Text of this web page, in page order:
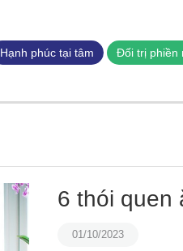
Hạnh phúc tại tâm Đối trị phiền
6 thói quen
01/10/2023